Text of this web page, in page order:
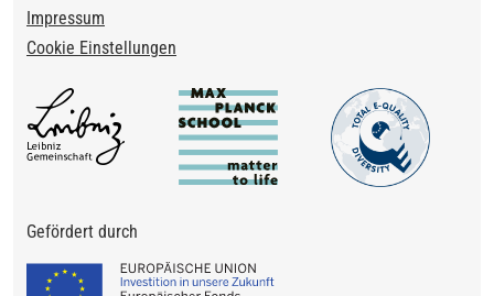
Impressum
Cookie Einstellungen
Gefördert durch